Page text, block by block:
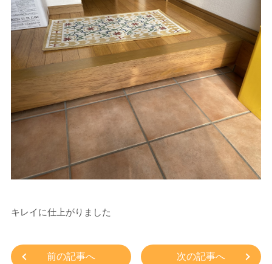
キレイに仕上がりました
前の記事へ 次の記事へ